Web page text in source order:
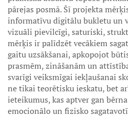
pārejas posmā. Šī projekta
informatīvu digitālu bukletu un
vizuāli pievilcīgi, saturiski,
mērķis ir palīdzēt vecākiem
gaitu uzsākšanai, apkopojot
prasmēm, zināšanām un
svarīgi veiksmīgai iekļaušanai
ne tikai teorētisku ieskatu, bet
ieteikumus, kas aptver gan
emocionālo un fizisko